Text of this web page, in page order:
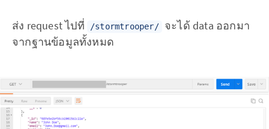
ส่ง request ไปที่ /stormtrooper/
จะได้ data ออกมา
จากฐานข้อมูลทั้งหมด